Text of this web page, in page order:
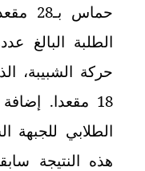
حركة الشبيبة،
18 مقعدا.
هذه النتيجة